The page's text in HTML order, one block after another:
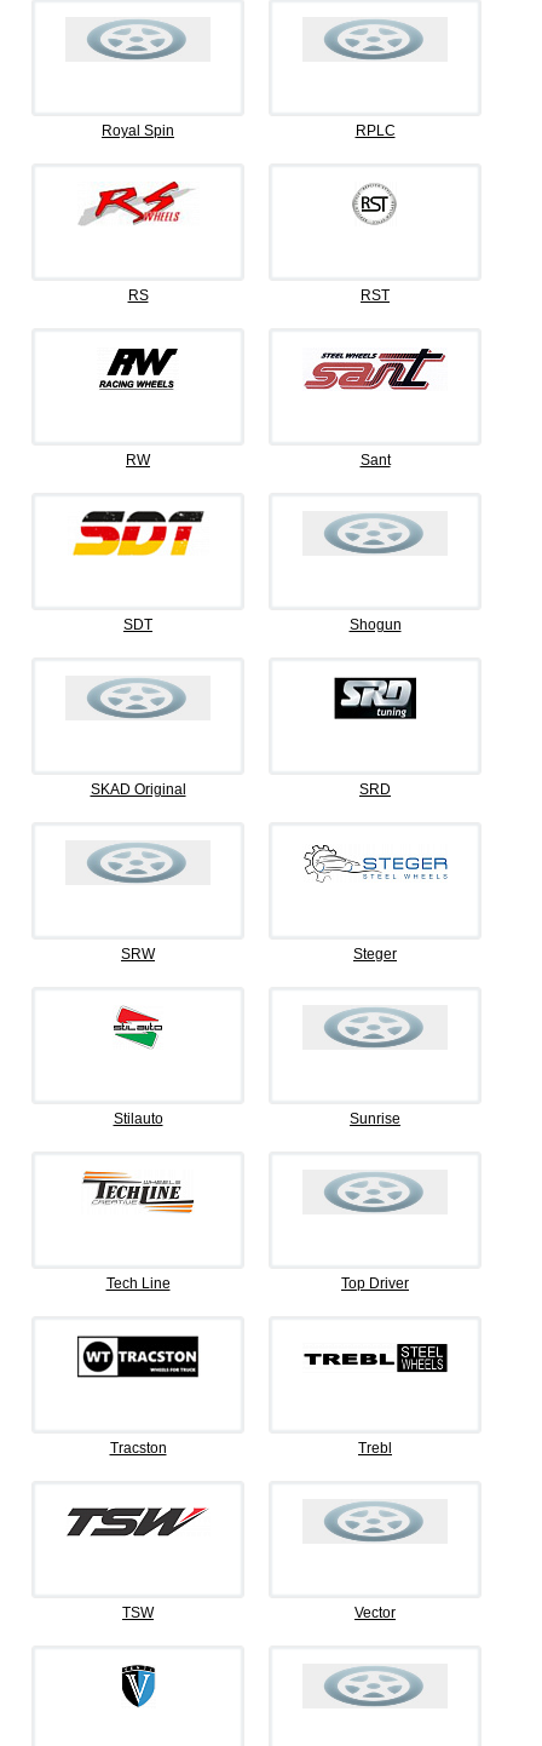
Royal Spin RPLC
RS RST
RW Sant
SDT Shogun
SKAD Original SRD
SRW Steger
Stilauto Sunrise
Tech Line Top Driver
Tracston Trebl
TSW Vector